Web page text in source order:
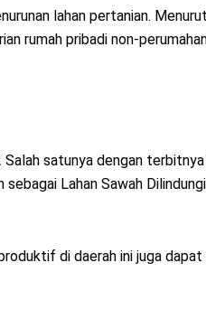
lahan pertanian.
rumah pribadi non-
satunya dengan
Lahan Sawah
di daerah ini juga dapat